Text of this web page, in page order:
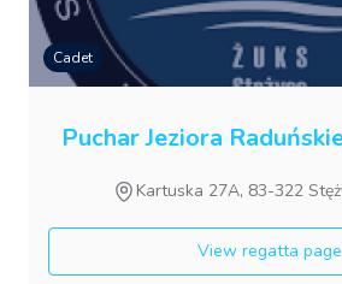
Cadet
Puchar Jeziora
Kartuska 27A, 83-322
View regatta page